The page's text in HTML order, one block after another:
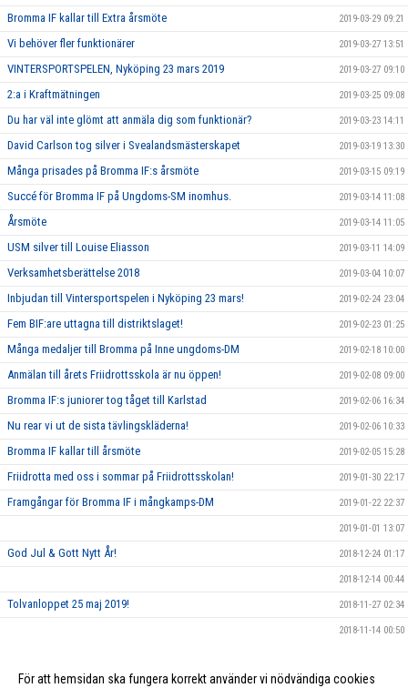
Bromma IF kallar till Extra årsmöte 2019-03-29 09:21
Vi behöver fler funktionärer 2019-03-27 13:51
VINTERSPORTSPELEN, Nyköping 23 mars 2019 2019-03-27 09:10
2:a i Kraftmätningen 2019-03-25 09:08
Du har väl inte glömt att anmäla dig som funktionär? 2019-03-23 14:11
David Carlson tog silver i Svealandsmästerskapet 2019-03-19 13:30
Många prisades på Bromma IF:s årsmöte 2019-03-15 09:19
Succé för Bromma IF på Ungdoms-SM inomhus. 2019-03-14 11:08
Årsmöte 2019-03-14 11:05
USM silver till Louise Eliasson 2019-03-11 14:09
Verksamhetsberättelse 2018 2019-03-04 10:07
Inbjudan till Vintersportspelen i Nyköping 23 mars! 2019-02-24 23:04
Fem BIF:are uttagna till distriktslaget! 2019-02-23 01:25
Många medaljer till Bromma på Inne ungdoms-DM 2019-02-18 10:00
Anmälan till årets Friidrottsskola är nu öppen! 2019-02-08 09:00
Bromma IF:s juniorer tog tåget till Karlstad 2019-02-06 16:34
Nu rear vi ut de sista tävlingskläderna! 2019-02-06 10:33
Bromma IF kallar till årsmöte 2019-02-05 15:28
Friidrotta med oss i sommar på Friidrottsskolan! 2019-01-30 22:17
Framgångar för Bromma IF i mångkamps-DM 2019-01-22 22:37
2019-01-01 13:07
God Jul & Gott Nytt År! 2018-12-24 01:17
2018-12-14 00:44
Tolvanloppet 25 maj 2019! 2018-11-27 02:34
2018-11-14 00:50
Fyra Distriktsmästare för Bromma IF på IUDM 2018 2018-02-28 13:37
För att hemsidan ska fungera korrekt använder vi nödvändiga cookies